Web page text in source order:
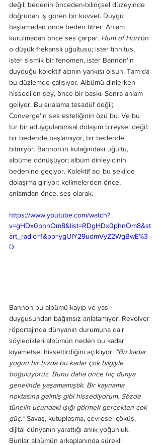
değil; bedenin önceden-bilinçsel düzeyinde
doğrudan iş gören bir kuvvet. Duygu
başlamadan önce beden titrer. Anlam
kurulmadan önce ses çarpar. Hum of Hurt'ün
o düşük frekanslı uğultusu; ister tinnitus,
ister sismik bir fenomen, ister Bannon'ın
duyduğu kolektif acının yankısı olsun. Tam da
bu düzlemde çalışıyor. Albümü dinlerken
hissedilen şey, önce bir baskı. Sonra anlam
geliyor. Bu sıralama tesadüf değil;
Converge'in ses estetiğinin özü bu. Ve bu
tür bir aduygulanımsal dolaşım bireysel değil:
bir bedende başlamıyor, bir bedende
bitmiyor. Bannon'ın kulağındaki uğultu,
albüme dönüşüyor; albüm dinleyicinin
bedenine geçiyor. Kolektif acı bu şekilde
dolaşıma giriyor: kelimelerden önce,
anlamdan önce, ses olarak.
https://www.youtube.com/watch?
v=gHDx0phnOm8&list=RDgHDx0phnOm8&st
art_radio=1&pp=ygUIY29udmVyZ2WgBwE%3
D
Bannon bu albümü kayıp ve yas
duygusundan bağımsız anlatamıyor. Revolver
röportajında dünyanın durumuna dair
söyledikleri albümün neden bu kadar
kıyametsel hissettirdiğini açıklıyor: "Bu kadar
yoğun bir hızda bu kadar çok bilgiyle
boğuluyoruz. Bunu daha önce hiç dünya
genelinde yaşamamıştık. Bir kaynama
noktasına gelmiş gibi hissediyorum. Sözde
tünelin ucundaki ışığı görmek gerçekten çok
güç." Savaş, kutuplaşma, çevresel çöküş,
dijital dünyanın yarattığı anlık yoğunluk.
Bunlar albümün arkaplanında sürekli